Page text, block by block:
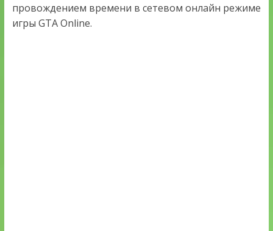
провождением времени в сетевом онлайн режиме
игры GTA Online.